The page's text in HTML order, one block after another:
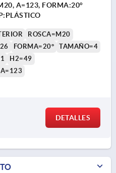
A=123, FORMA:20°
ROSCA=M20
FORMA=20°
TAMAÑO=4
H2=49
DETALLES